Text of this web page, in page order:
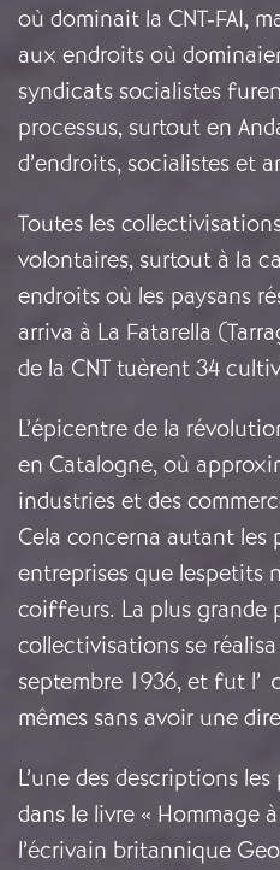
où dominait la CNT-FAI,
aux endroits où
syndicats socialistes
processus, surtout en
d’endroits, socialistes et
Toutes les
volontaires, surtout à la
endroits où les paysans
arriva à La Fatarella
de la CNT tuèrent 34
L’épicentre de la
en Catalogne, où
industries et des
Cela concerna autant les
entreprises que lespetits
coiffeurs. La plus grande
collectivisations se
septembre 1936, et fut
mêmes sans avoir une
L’une des descriptions
dans le livre « Hommage
l’écrivain britannique